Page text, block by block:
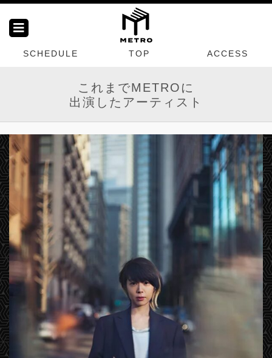
SCHEDULE TOP ACCESS
これまでMETROに
出演したアーティスト